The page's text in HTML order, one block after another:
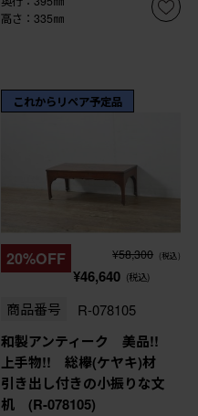
高さ：335㎜
これからリペア予定品
20%OFF ¥58,300 (税込)
¥46,640 (税込)
商品番号 R-078105
和製アンティーク 美品!!
上手物!! 総欅(ケヤキ)材
引き出し付きの小振りな文
机 (R-078105)